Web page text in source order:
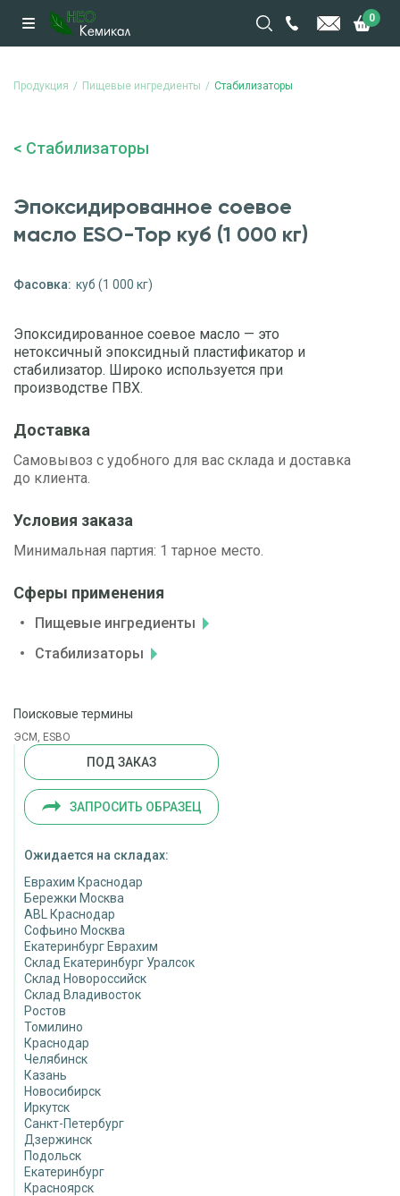
0
Продукция Пищевые ингредиенты Стабилизаторы
Стабилизаторы
Эпоксидированное соевое
масло ESO-Top куб (1 000 кг)
Фасовка: куб (1 000 кг)
Эпоксидированное соевое масло — это
нетоксичный эпоксидный пластификатор и
стабилизатор. Широко используется при
производстве ПВХ.
Доставка
Самовывоз с удобного для вас склада и доставка
до клиента.
Условия заказа
Минимальная партия: 1 тарное место.
Сферы применения
Пищевые ингредиенты
Стабилизаторы
Поисковые термины
ЭСМ, ESBO
ПОД ЗАКАЗ
ЗАПРОСИТЬ ОБРАЗЕЦ
Ожидается на складах:
Еврахим Краснодар
Бережки Москва
ABL Краснодар
Софьино Москва
Екатеринбург Еврахим
Склад Екатеринбург Уралсок
Склад Новороссийск
Склад Владивосток
Ростов
Томилино
Краснодар
Челябинск
Казань
Новосибирск
Иркутск
Санкт-Петербург
Дзержинск
Подольск
Екатеринбург
Красноярск